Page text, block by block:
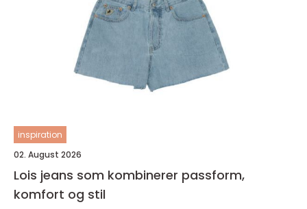
inspiration
02. August 2026
Lois jeans som kombinerer passform,
komfort og stil